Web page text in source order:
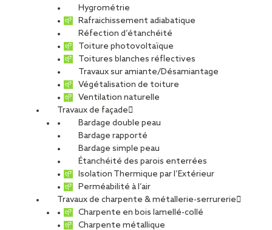
Hygrométrie
Rafraichissement adiabatique
Réfection d’étanchéité
Toiture photovoltaïque
Toitures blanches réflectives
Travaux sur amiante/Désamiantage
Végétalisation de toiture
Ventilation naturelle
Travaux de façade
Bardage double peau
Bardage rapporté
Bardage simple peau
Étanchéité des parois enterrées
Isolation Thermique par l’Extérieur
Perméabilité à l’air
Travaux de charpente & métallerie-serrurerie
Charpente en bois lamellé-collé
Charpente métallique